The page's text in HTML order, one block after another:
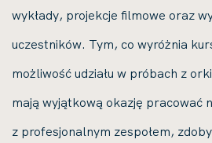
wykłady, projekcje filmowe oraz
uczestników. Tym, co wyróżnia
możliwość udziału w próbach z
mają wyjątkową okazję pracować
z profesjonalnym zespołem,